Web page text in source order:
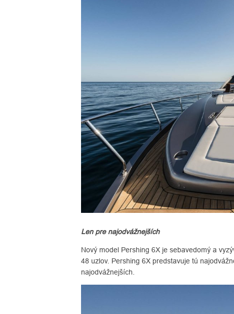
Len pre najodvážnejších
Nový model Pershing 6X je sebavedomý a
48 uzlov. Pershing 6X predstavuje tú
najodvážnejších.